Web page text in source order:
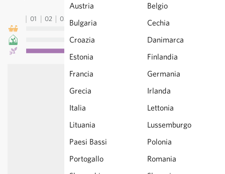
Austria
Belgio
Bulgaria
Cechia
Croazia
Danimarca
Estonia
Finlandia
Francia
Germania
Grecia
Irlanda
Italia
Lettonia
Lituania
Lussemburgo
Paesi Bassi
Polonia
Portogallo
Romania
01 02 03 04 05 09 10